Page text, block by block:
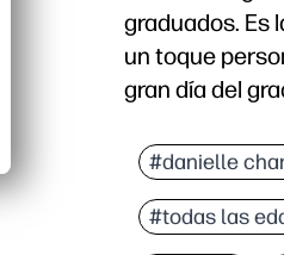
graduados. Es
un toque
gran día del
#danielle
#todas las